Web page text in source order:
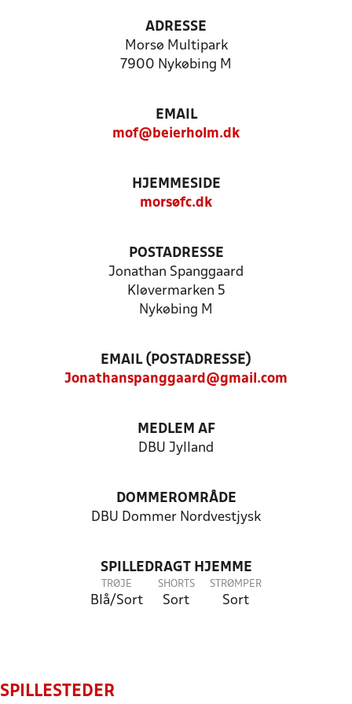
ADRESSE
Morsø Multipark
7900 Nykøbing M
EMAIL
mof@beierholm.dk
HJEMMESIDE
morsøfc.dk
POSTADRESSE
Jonathan Spanggaard
Kløvermarken 5
Nykøbing M
EMAIL (POSTADRESSE)
Jonathanspanggaard@gmail.com
MEDLEM AF
DBU Jylland
DOMMEROMRÅDE
DBU Dommer Nordvestjysk
SPILLEDRAGT HJEMME
TRØJE
Blå/Sort
SHORTS
Sort
STRØMPER
Sort
SPILLESTEDER